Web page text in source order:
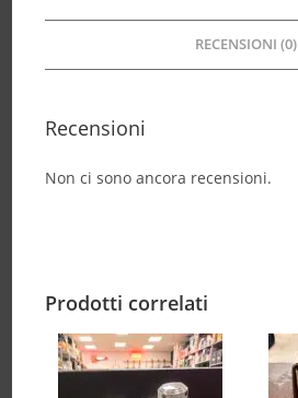
RECENSIONI (0)
Recensioni
Non ci sono ancora recensioni.
Prodotti correlati